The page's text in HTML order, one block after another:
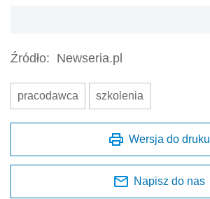
Źródło: Newseria.pl
pracodawca szkolenia
Wersja do druku
Napisz do nas